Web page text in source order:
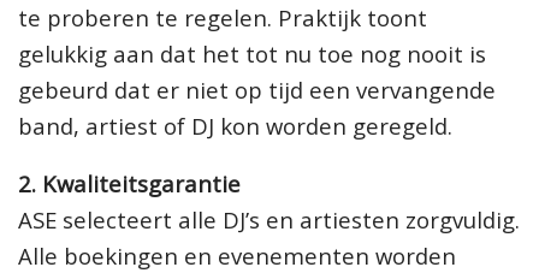
te proberen te regelen. Praktijk toont
gelukkig aan dat het tot nu toe nog nooit is
gebeurd dat er niet op tijd een vervangende
band, artiest of DJ kon worden geregeld.
2. Kwaliteitsgarantie
ASE selecteert alle DJ’s en artiesten zorgvuldig.
Alle boekingen en evenementen worden